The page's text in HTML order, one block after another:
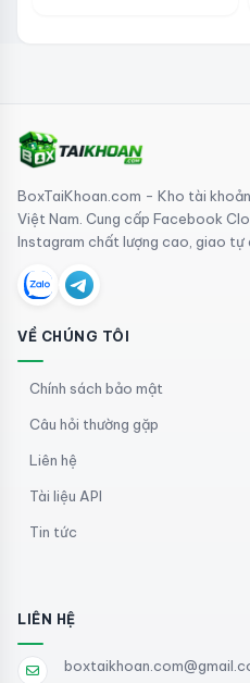
BoxTaiKhoan.com - Kho tài
Việt Nam. Cung cấp Facebook
Instagram chất lượng cao, giao tự
VỀ CHÚNG TÔI
Chính sách bảo mật
Câu hỏi thường gặp
Liên hệ
Tài liệu API
Tin tức
LIÊN HỆ